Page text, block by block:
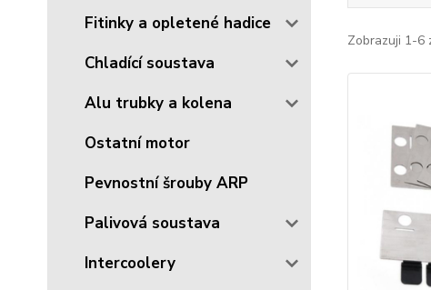
Fitinky a opletené hadice
Chladící soustava
Alu trubky a kolena
Ostatní motor
Pevnostní šrouby ARP
Palivová soustava
Intercoolery
Zobrazuji 1-6